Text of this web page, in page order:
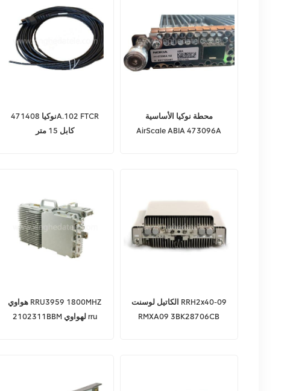
نوكيا 471408A.102 FTCR
كابل 15 متر
محطة نوكيا الأساسية
AirScale ABIA 473096A
هواوي RRU3959 1800MHZ
2102311BBM لهواوي rru
الكاتيل لوسنت RRH2x40-09
RMXA09 3BK28706CB